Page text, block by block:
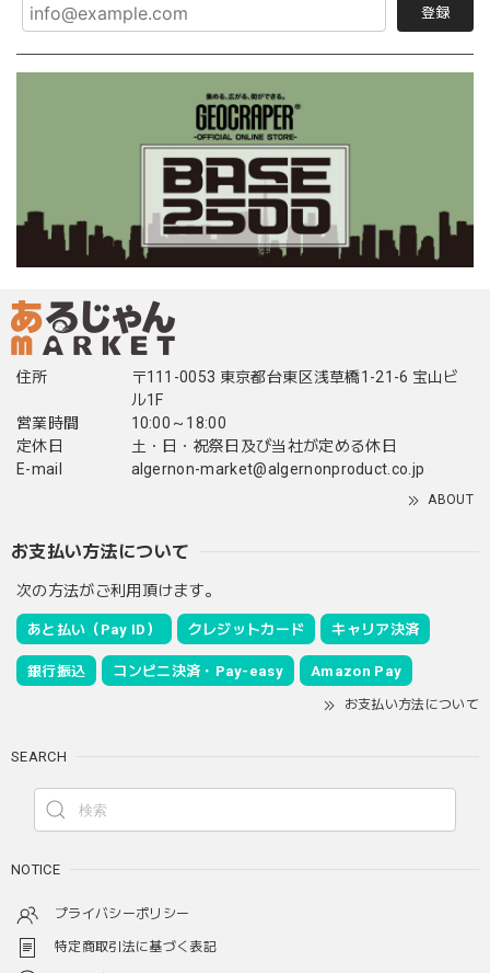
登録
住所
〒111-0053 東京都台東区浅草橋1-21-6 宝山ビ
ル1F
営業時間
10:00～18:00
定休日
土・日・祝祭日及び当社が定める休日
E-mail
algernon-market@algernonproduct.co.jp
ABOUT
お支払い方法について
次の方法がご利用頂けます。
あと払い（Pay ID） クレジットカード キャリア決済
銀行振込 コンビニ決済・Pay-easy Amazon Pay
お支払い方法について
SEARCH
NOTICE
プライバシーポリシー
特定商取引法に基づく表記